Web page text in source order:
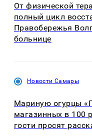
От физической
полный цикл
Правобережья
больнице
Новости Самары
Мариную огурцы
магазинных в 100
гости просят